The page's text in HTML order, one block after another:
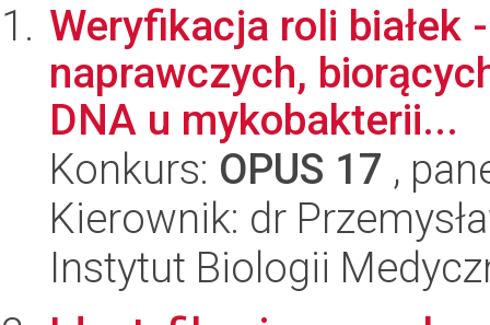
Weryfikacja roli białek
naprawczych,
DNA u mykobakterii...
Konkurs: OPUS 17 ,
Kierownik: dr
Instytut Biologii